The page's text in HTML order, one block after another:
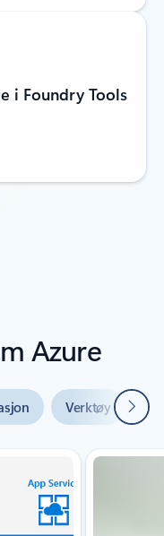
i Foundry Tools
Azure
Verktøy Neste